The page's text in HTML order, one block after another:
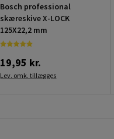
Bosch professional
skæreskive X-LOCK
125X22,2 mm
19,95 kr.
Lev. omk. tillægges